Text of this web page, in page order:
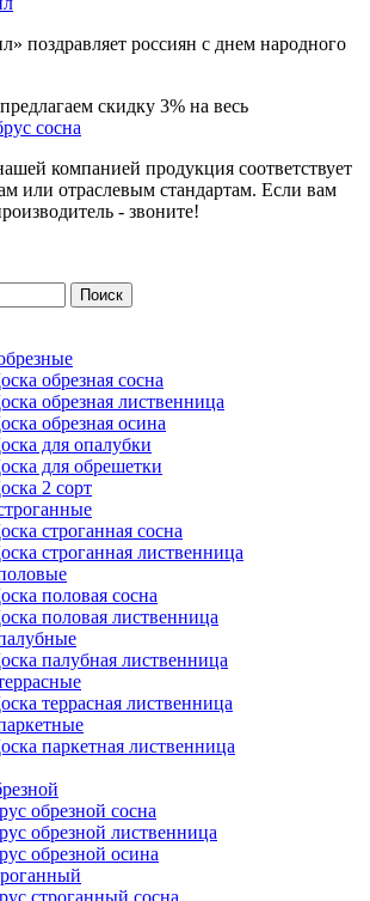
поздравляет россиян с днем народного
скидку 3% на весь
сосна
компанией продукция соответствует
или отраслевым стандартам. Если вам
- звоните!
Поиск
обрезная сосна
обрезная лиственница
обрезная осина
для опалубки
для обрешетки
2 сорт
строганная сосна
строганная лиственница
половая сосна
половая лиственница
палубная лиственница
террасная лиственница
паркетная лиственница
обрезной сосна
обрезной лиственница
обрезной осина
строганный сосна